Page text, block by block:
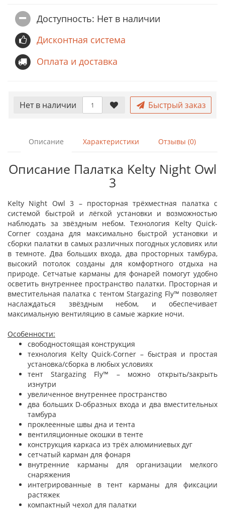
Доступность: Нет в наличии
Дисконтная система
Оплата и доставка
Нет в наличии Быстрый заказ
Описание Характеристики Отзывы (0)
Описание Палатка Kelty Night Owl
3
Kelty Night Owl 3 – просторная трёхместная палатка с
системой быстрой и лёгкой установки и возможностью
наблюдать за звёздным небом. Технология Kelty Quick-
Corner создана для максимально быстрой установки и
сборки палатки в самых различных погодных условиях или
в темноте. Два больших входа, два просторных тамбура,
высокий потолок созданы для комфортного отдыха на
природе. Сетчатые карманы для фонарей помогут удобно
осветить внутреннее пространство палатки. Просторная и
вместительная палатка с тентом Stargazing Fly™ позволяет
наслаждаться звёздным небом, и обеспечивает
максимальную вентиляцию в самые жаркие ночи.
Особенности:
свободностоящая конструкция
технология Kelty Quick-Corner – быстрая и простая
установка/сборка в любых условиях
тент Stargazing Fly™ – можно открыть/закрыть
изнутри
увеличенное внутреннее пространство
два больших D-образных входа и два вместительных
тамбура
проклеенные швы дна и тента
вентиляционные окошки в тенте
конструкция каркаса из трёх алюминиевых дуг
сетчатый карман для фонаря
внутренние карманы для организации мелкого
снаряжения
интегрированные в тент карманы для фиксации
растяжек
компактный чехол для палатки